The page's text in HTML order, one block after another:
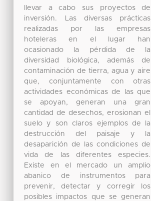
llevar a cabo sus proyectos de
inversión. Las diversas prácticas
realizadas por las empresas
hoteleras en el lugar han
ocasionado la pérdida de la
diversidad biológica, además de
contaminación de tierra, agua y aire
que, conjuntamente con otras
actividades económicas de las que
se apoyan, generan una gran
cantidad de desechos, erosionan el
suelo y son claros ejemplos de la
destrucción del paisaje y la
desaparición de las condiciones de
vida de las diferentes especies.
Existe en el mercado un amplio
abanico de instrumentos para
prevenir, detectar y corregir los
posibles impactos que se generan